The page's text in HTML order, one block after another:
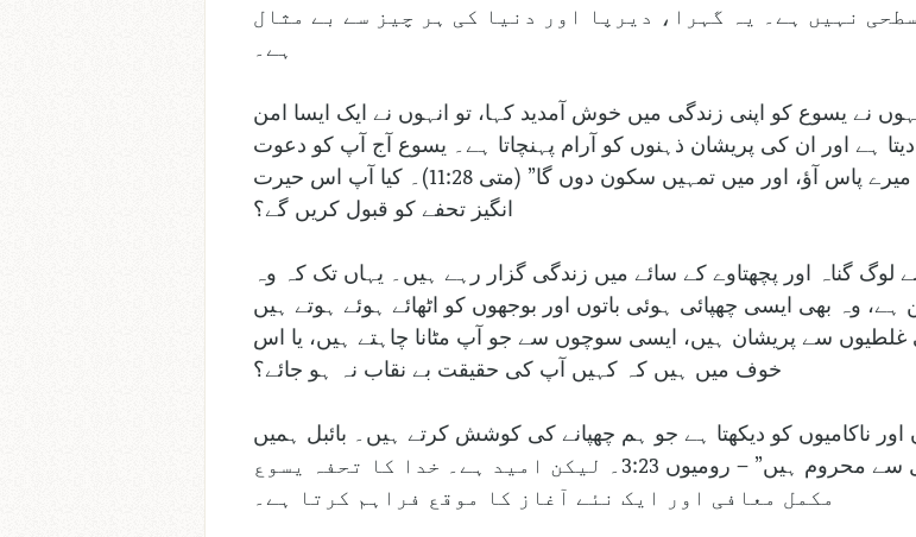
امن عارضی یا سطحی نہیں ہے۔ یہ گہرا، دیرپا اور دنیا کی ہر چیز سے بے مثال
ہے۔
نے یسوع کو اپنی زندگی میں خوش آمدید کہا، تو انہوں نے ایک ایسا امن
ہے اور ان کی پریشان ذہنوں کو آرام پہنچاتا ہے۔ یسوع آج آپ کو دعوت
دیتا ہے: “تم سب جو تھکے ہوئے اور بوجھل ہو، میرے پاس آؤ، اور میں تمہیں سکون دوں گا” (متی 11:28)۔ کیا آپ اس حیرت
انگیز تحفے کو قبول کریں گے؟
گناہ اور پچھتاوے کے سائے میں زندگی گزار رہے ہیں۔ یہاں تک کہ وہ
وہ بھی ایسی چھپائی ہوئی باتوں اور بوجھوں کو اٹھائے ہوئے ہوتے ہیں
غلطیوں سے پریشان ہیں، ایسی سوچوں سے جو آپ مٹانا چاہتے ہیں، یا اس
خوف میں ہیں کہ کہیں آپ کی حقیقت بے نقاب نہ ہو جائے؟
ناکامیوں کو دیکھتا ہے جو ہم چھپانے کی کوشش کرتے ہیں۔ بائبل ہمیں
یاد دلاتی ہے، “سب نے گناہ کیا اور خدا کے جلال سے محروم ہیں” – رومیوں 3:23۔ لیکن امید ہے۔ خدا کا تحفہ یسوع
مکمل معافی اور ایک نئے آغاز کا موقع فراہم کرتا ہے۔